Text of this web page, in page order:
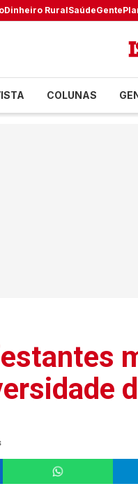
Dinheiro RuralSaúdeGente
COLUNAS